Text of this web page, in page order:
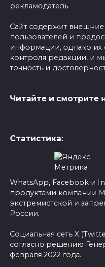
рекламодатель.
Сайт содержит внешние
пользователей и
информации, однако их
контроля редакции, и
точность и
Читайте и смотрите
Статистика:
WhatsApp, Facebook и
продуктами компании
экстремистской и
России.
Социальная сеть X
согласно решению
февраля 2022 года.